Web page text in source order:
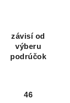
závisí od
výberu
podrúčok
46